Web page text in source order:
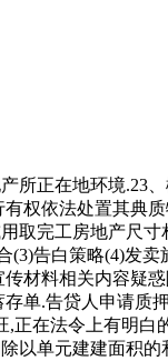
正在地环境.23、
权依法处置其典
取完工房地产尺
(3)告白策略(4)发
材料相关内容疑
单.告贷人申请质
正在法令上有明
以单元建建面积